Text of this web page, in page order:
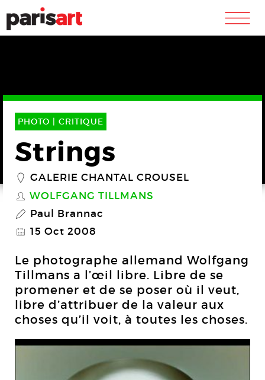
m
PHOTO | CRITIQUE
Strings
_ GALERIE CHANTAL CROUSEL
S WOLFGANG TILLMANS
P Paul Brannac
@ 15 Oct 2008
Le photographe allemand Wolfgang
Tillmans a l’œil libre. Libre de se
promener et de se poser où il veut,
libre d’attribuer de la valeur aux
choses qu’il voit, à toutes les choses.